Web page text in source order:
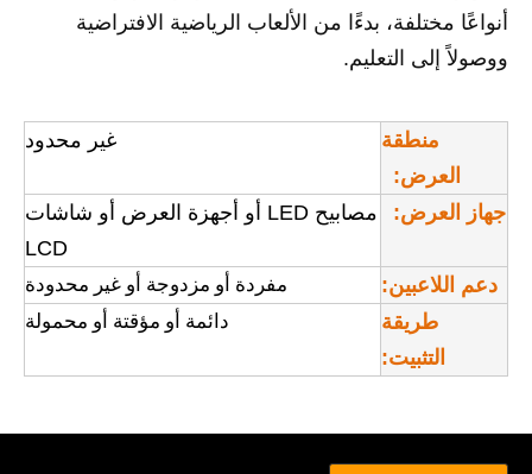
أنواعًا مختلفة، بدءًا من الألعاب الرياضية الافتراضية
ووصولاً إلى التعليم.
منطقة
العرض:
غير محدود
جهاز العرض:
مصابيح LED أو أجهزة العرض أو شاشات
LCD
دعم اللاعبين:
مفردة أو مزدوجة أو غير محدودة
طريقة
التثبيت:
دائمة أو مؤقتة أو محمولة